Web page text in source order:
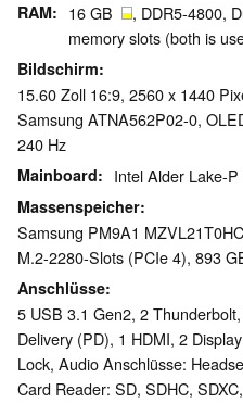
RAM 16 GB
, DDR5-4800,
memory slots (both is
Bildschirm
15.60 Zoll 16:9, 2560 x 1440
Samsung ATNA562P02-0,
240 Hz
Mainboard Intel Alder Lake-P
Massenspeicher
Samsung PM9A1
M.2-2280-Slots (PCIe 4), 893
Anschlüsse
5 USB 3.1 Gen2, 2
Delivery (PD), 1 HDMI, 2
Lock, Audio Anschlüsse:
Card Reader: SD, SDHC,